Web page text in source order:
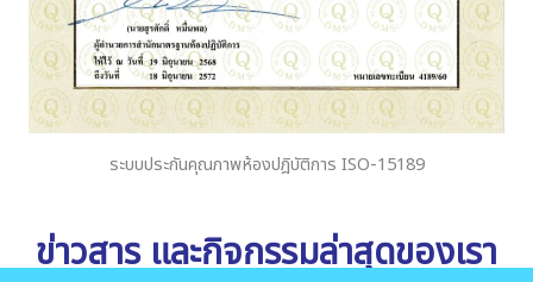
ระบบประกันคุณภาพห้องปฎิบัติการ ISO-15189
ข่าวสาร และกิจกรรมล่าสุดของเรา